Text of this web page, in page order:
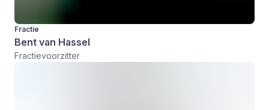
Fractie
Bent van Hassel
Fractievoorzitter